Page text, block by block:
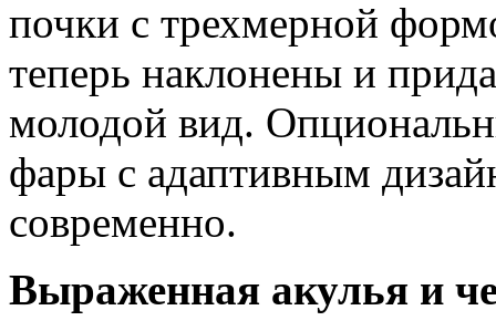
почки с трехмерной
теперь наклонены и
молодой вид.
фары с адаптивным
современно.
Выраженная акулья и